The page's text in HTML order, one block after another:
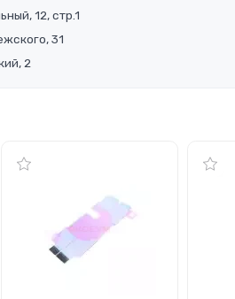
12, стр.1
31
2